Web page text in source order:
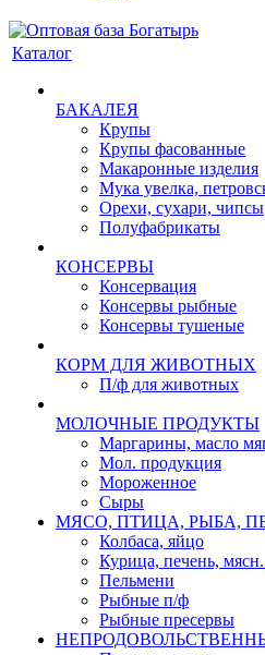
Каталог
БАКАЛЕЯ
Крупы
Крупы фасованные
Макаронные изделия
Мука увелка,
Орехи, сухари, чипсы
Полуфабрикаты
КОНСЕРВЫ
Консервация
Консервы рыбные
Консервы тушеные
КОРМ ДЛЯ ЖИВОТНЫХ
П/ф для животных
МОЛОЧНЫЕ ПРОДУКТЫ
Маргарины, масло
Мол. продукция
Мороженное
Сыры
МЯСО, ПТИЦА, РЫБА,
Колбаса, яйцо
Курица, печень,
Пельмени
Рыбные п/ф
Рыбные пресервы